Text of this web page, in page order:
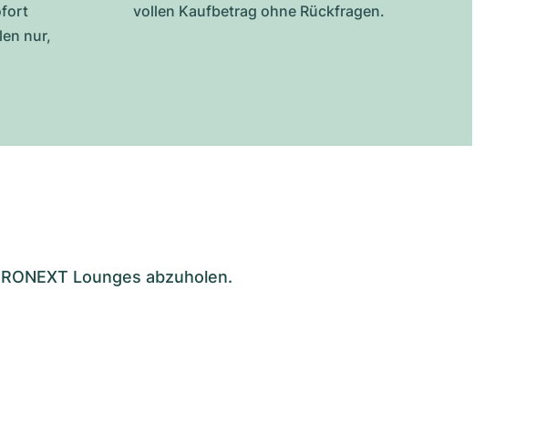
nur,
vollen Kaufbetrag ohne Rückfragen.
Lounges abzuholen.